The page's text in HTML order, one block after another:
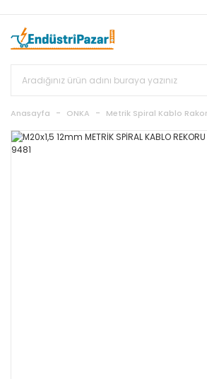
Bayonet J Tip Termokupul
Sepette Ekstra %5 İskonto...
50.000,00TL
Alışverişlerinizde Sepette %5 EK İNDİRİM...
%15 İskonto... 50.000,00TL ve Üzeri
Alışverişlerinizde Sepette %3 EK İNDİRİM...
Standart Bayonet J Tip Termokupul
Anasayfa ONKA Metrik Spiral Kablo